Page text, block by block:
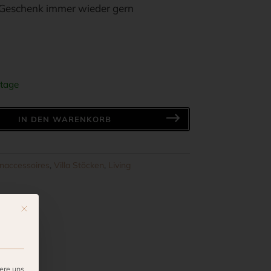
immer wieder gern
IN DEN WARENKORB
, Villa Stöcken, Living
Mit diesem Button wird der Dialog geschlossen. Seine Funktionalität ist
uns